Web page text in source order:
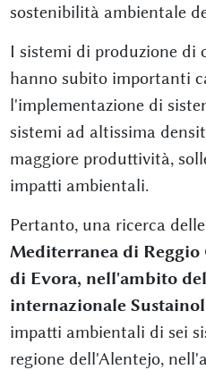
sostenibilità ambientale
I sistemi di produzione di
hanno subito importanti
l'implementazione di
sistemi ad altissima
maggiore produttività,
impatti ambientali.
Pertanto, una ricerca delle
Mediterranea di
di Evora, nell'ambito
internazionale
impatti ambientali di sei
regione dell'Alentejo,